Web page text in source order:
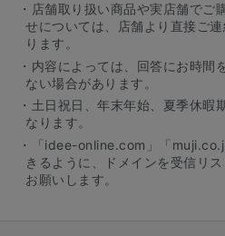
・店舗取り扱い商品や実店舗でご
せについては、店舗より直接ご
ります。
・内容によっては、回答にお時間
ない場合があります。
・土日祝日、年末年始、夏季休暇
なります。
・「idee-online.com」「
きるように、ドメインを受信リ
お願いします。